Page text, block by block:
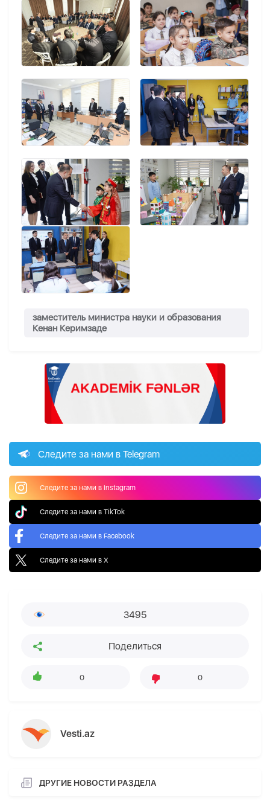
заместитель министра науки и образования
Кенан Керимзаде
Следите за нами в Telegram
Следите за нами в Instagram
Следите за нами в TikTok
Следите за нами в Facebook
Следите за нами в X
3495
Поделиться
0 0
Vesti.az
ДРУГИЕ НОВОСТИ РАЗДЕЛА